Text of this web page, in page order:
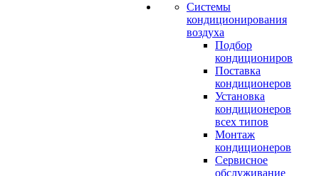
Системы
кондиционирования
воздуха
Подбор
кондициониров
Поставка
кондиционеров
Установка
кондиционеров
всех типов
Монтаж
кондиционеров
Сервисное
обслуживание